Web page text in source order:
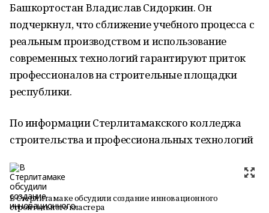
Башкортостан Владислав Сидоркин. Он
подчеркнул, что сближение учебного процесса с
реальным производством и использование
современных технологий гарантируют приток
профессионалов на строительные площадки
республики.
По информации Стерлитамакского колледжа
строительства и профессиональных технологий
В Стерлитамаке обсудили создание инновационного
строительного кластера